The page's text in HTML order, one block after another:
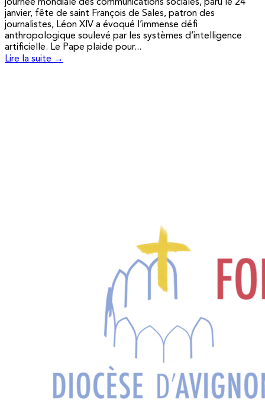
journée mondiale des communications sociales, paru le 24
janvier, fête de saint François de Sales, patron des
journalistes, Léon XIV a évoqué l’immense défi
anthropologique soulevé par les systèmes d’intelligence
artificielle. Le Pape plaide pour...
Lire la suite →